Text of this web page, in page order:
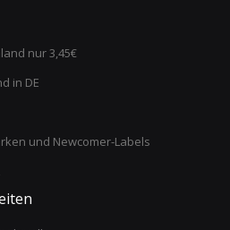
nur 3,45€
in DE
und Newcomer-Labels